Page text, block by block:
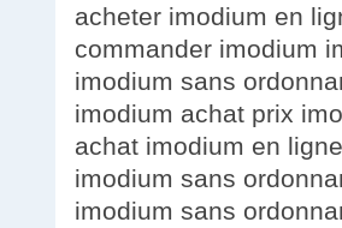
acheter imodium en
commander imodium
imodium sans
imodium achat prix
achat imodium en
imodium sans
imodium sans